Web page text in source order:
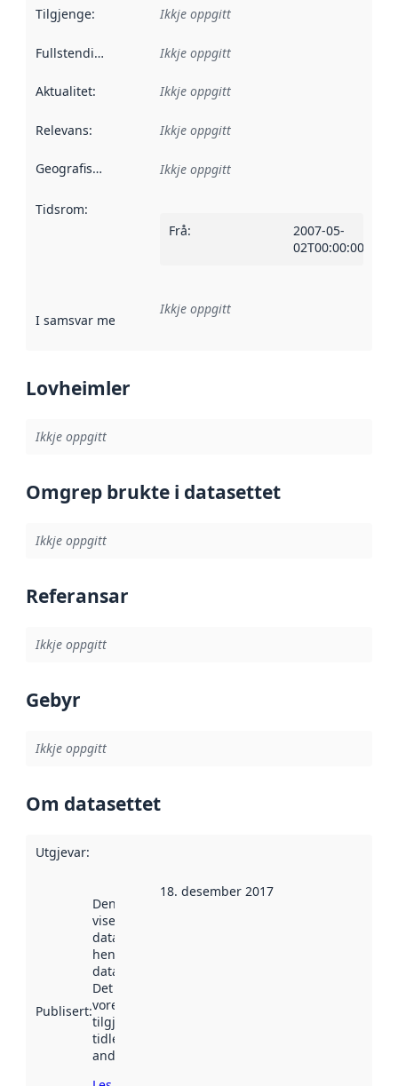
Tilgjenge: Ikkje oppgitt
Fullstendigheit Ikkje oppgitt
Aktualitet: Ikkje oppgitt
Relevans: Ikkje oppgitt
Geografisk område Ikkje oppgitt
Tidsrom:
Frå:
2007-05-
02T00:00:00Z
I samsvar med Referanse til ei implementeringsregel eller
Ikkje oppgitt
Lovheimler
Ikkje oppgitt
Omgrep brukte i datasettet
Ikkje oppgitt
Referansar
Ikkje oppgitt
Gebyr
Ikkje oppgitt
Om datasettet
Utgjevar:
Publisert:
Denne datoen
viser når
datasettet vart
henta inn av
data.norge.no.
Det kan ha
vore
tilgjengeleg
tidlegare
andre stader.
18. desember 2017